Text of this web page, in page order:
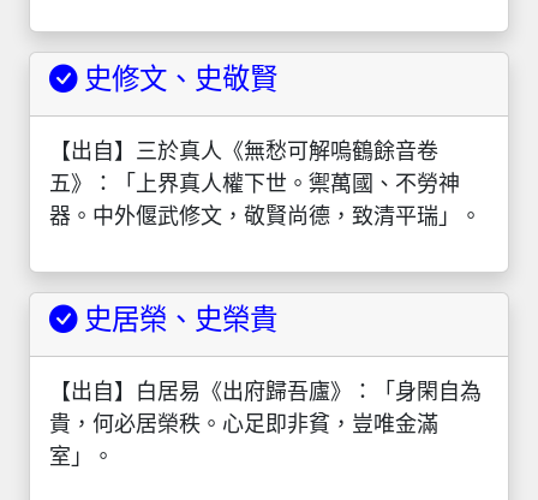
史修文、史敬賢
【出自】三於真人《無愁可解嗚鶴餘音卷
五》：「上界真人權下世。禦萬國、不勞神
器。中外偃武修文，敬賢尚德，致清平瑞」。
史居榮、史榮貴
【出自】白居易《出府歸吾廬》：「身閑自為
貴，何必居榮秩。心足即非貧，豈唯金滿
室」。